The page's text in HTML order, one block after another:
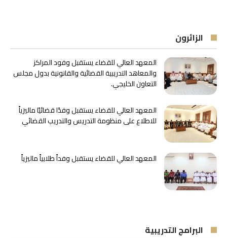
الزائرون
المعهد العالي للقضاء يستقبل وفود المراكز
والمعاهد التدريبية القضائية والقانونية بدول مجلس
التعاون الخليجي.
المعهد العالي للقضاء يستقبل وفدًا قضائيًا ماليزياً
للاطلاع على منظومة التدريس والتدريب القضائي
المعهد العالي للقضاء يستقبل وفداً طلابياً ماليزياً
البرامج التدريبية